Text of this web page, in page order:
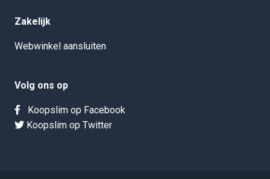
Zakelijk
Webwinkel aansluiten
Volg ons op
Koopslim op Facebook
Koopslim op Twitter